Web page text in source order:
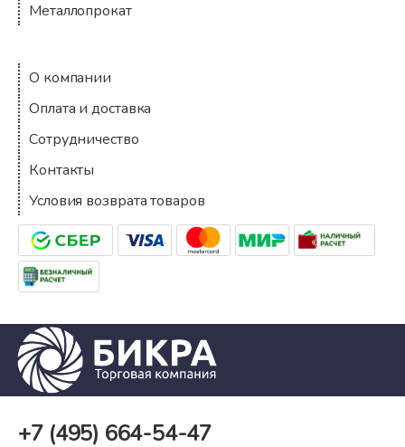
Металлопрокат
Компания
О компании
Оплата и доставка
Сотрудничество
Контакты
Условия возврата товаров
+7 (495) 664-54-47